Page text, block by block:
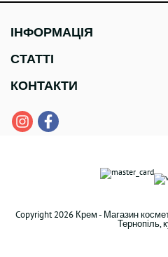
ІНФОРМАЦІЯ
СТАТТІ
КОНТАКТИ
Copyright 2026 Крем - Магазин
Тернопіль,